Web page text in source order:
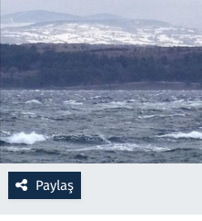
Paylaş
Resmi İlanlar
Rüya Tabirleri
Sağlık
Savunma Sanayi